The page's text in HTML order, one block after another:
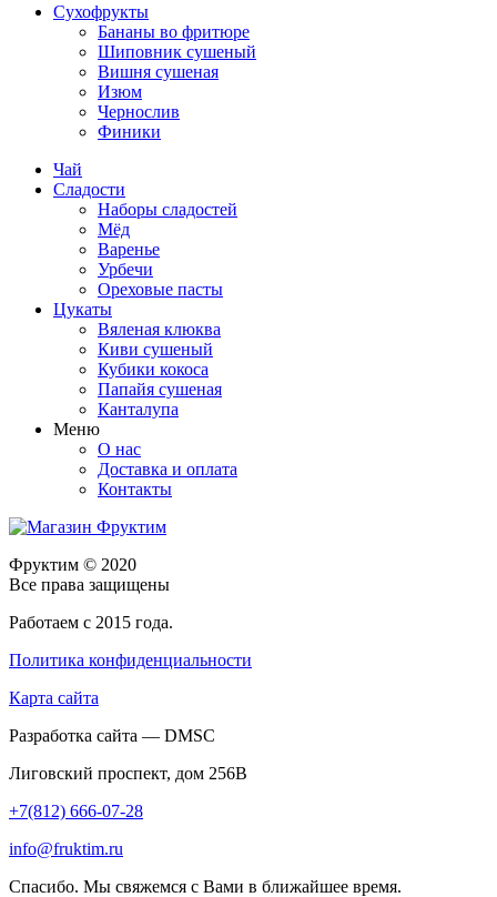
Сухофрукты
Бананы во фритюре
Шиповник сушеный
Вишня сушеная
Изюм
Чернослив
Финики
Чай
Сладости
Наборы сладостей
Мёд
Варенье
Урбечи
Ореховые пасты
Цукаты
Вяленая клюква
Киви сушеный
Кубики кокоса
Папайя сушеная
Канталупа
Меню
О нас
Доставка и оплата
Контакты
Фруктим © 2020
Все права защищены
Работаем с 2015 года.
Политика конфиденциальности
Карта сайта
Разработка сайта — DMSC
Лиговский проспект, дом 256В
+7(812) 666-07-28
info@fruktim.ru
Спасибо. Мы свяжемся с Вами в ближайшее время.